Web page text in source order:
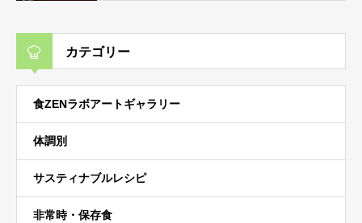
カテゴリー
食ZENラボアートギャラリー
体調別
サスティナブルレシピ
非常時・保存食